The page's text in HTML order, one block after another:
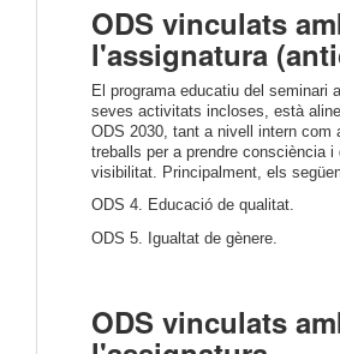
ODS vinculats
l'assignatura
El programa educatiu del seminari
seves activitats incloses, està
ODS 2030, tant a nivell intern com
treballs per a prendre consciència i
visibilitat. Principalment, els
ODS 4. Educació de qualitat.
ODS 5. Igualtat de gènere.
ODS vinculats